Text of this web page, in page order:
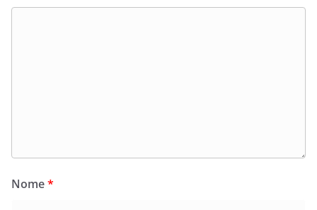
Nome*